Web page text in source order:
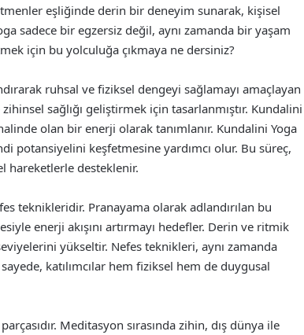
eşliğinde derin bir deneyim sunarak, kişisel
sadece bir egzersiz değil, aynı zamanda bir yaşam
için bu yolculuğa çıkmaya ne dersiniz?
ruhsal ve fiziksel dengeyi sağlamayı amaçlayan
sağlığı geliştirmek için tasarlanmıştır. Kundalini
olan bir enerji olarak tanımlanır. Kundalini Yoga
potansiyelini keşfetmesine yardımcı olur. Bu süreç,
hareketlerle desteklenir.
teknikleridir. Pranayama olarak adlandırılan bu
enerji akışını artırmayı hedefler. Derin ve ritmik
yükseltir. Nefes teknikleri, aynı zamanda
katılımcılar hem fiziksel hem de duygusal
Meditasyon sırasında zihin, dış dünya ile